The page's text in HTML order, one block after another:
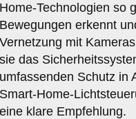
Home-Technologien so
Bewegungen erkennt
Vernetzung mit
sie das
umfassenden Schutz in
Smart-Home-
eine klare Empfehlung.